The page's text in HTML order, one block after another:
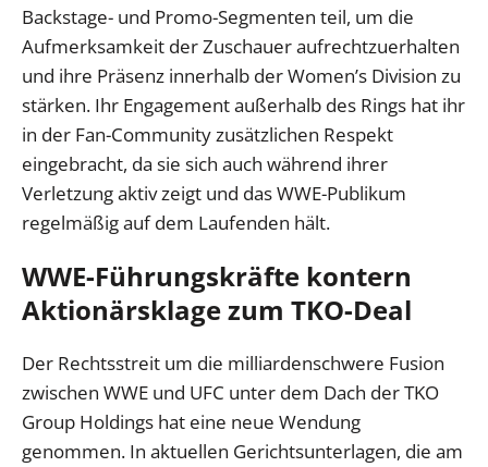
Backstage- und Promo-Segmenten teil, um die
Aufmerksamkeit der Zuschauer aufrechtzuerhalten
und ihre Präsenz innerhalb der Women’s Division zu
stärken. Ihr Engagement außerhalb des Rings hat ihr
in der Fan-Community zusätzlichen Respekt
eingebracht, da sie sich auch während ihrer
Verletzung aktiv zeigt und das WWE-Publikum
regelmäßig auf dem Laufenden hält.
WWE-Führungskräfte kontern
Aktionärsklage zum TKO-Deal
Der Rechtsstreit um die milliardenschwere Fusion
zwischen WWE und UFC unter dem Dach der TKO
Group Holdings hat eine neue Wendung
genommen. In aktuellen Gerichtsunterlagen, die am